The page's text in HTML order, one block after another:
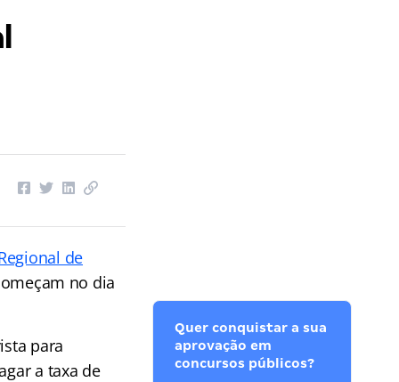
de
no dia
para
a taxa de
Quer conquistar a sua
aprovação em
concursos públicos?